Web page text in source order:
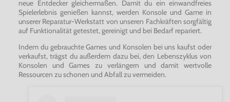
neue Entdecker gleichermaßen. Damit du ein einwandfreies
Spielerlebnis genießen kannst, werden Konsole und Game in
unserer Reparatur-Werkstatt von unseren Fachkräften sorgfältig
auf Funktionalität getestet, gereinigt und bei Bedarf repariert.
Indem du gebrauchte Games und Konsolen bei uns kaufst oder
verkaufst, trägst du außerdem dazu bei, den Lebenszyklus von
Konsolen und Games zu verlängern und damit wertvolle
Ressourcen zu schonen und Abfall zu vermeiden.